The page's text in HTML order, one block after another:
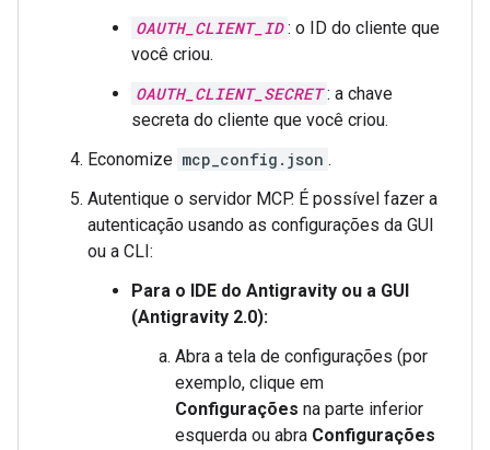
OAUTH_CLIENT_ID : o ID do cliente que
você criou.
OAUTH_CLIENT_SECRET : a chave
secreta do cliente que você criou.
Economize mcp_config.json .
Autentique o servidor MCP. É possível fazer a
autenticação usando as configurações da GUI
ou a CLI:
Para o IDE do Antigravity ou a GUI
(Antigravity 2.0):
Abra a tela de configurações (por
exemplo, clique em
Configurações na parte inferior
esquerda ou abra Configurações